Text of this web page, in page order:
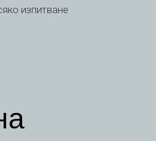
изпитване